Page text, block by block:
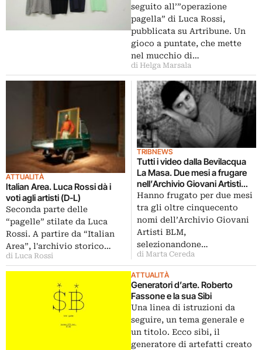
seguito all’”operazione
pagella” di Luca Rossi,
pubblicata su Artribune. Un
gioco a puntate, che mette
nel mucchio di…
di Helga Marsala
ATTUALITÀ
Italian Area. Luca Rossi dà i
voti agli artisti (D-L)
Seconda parte delle
“pagelle” stilate da Luca
Rossi. A partire da “Italian
Area”, l'archivio storico…
di Luca Rossi
TRIBNEWS
Tutti i video dalla Bevilacqua
La Masa. Due mesi a frugare
nell’Archivio Giovani Artisti
della Fondazione veneziana,
con tante scoperte: e ora i
Cake Away presentano i
risultati
Hanno frugato per due mesi
tra gli oltre cinquecento
nomi dell’Archivio Giovani
Artisti BLM,
selezionandone…
di Marta Cereda
ATTUALITÀ
Generatori d’arte. Roberto
Fassone e la sua Sibi
Una linea di istruzioni da
seguire, un tema generale e
un titolo. Ecco sibi, il
generatore di artefatti creato